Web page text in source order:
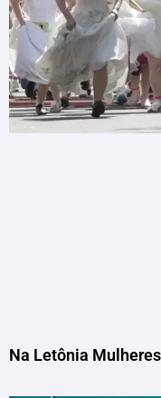
Na Letônia